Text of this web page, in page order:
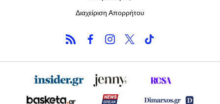
Διαχείριση Απορρήτου